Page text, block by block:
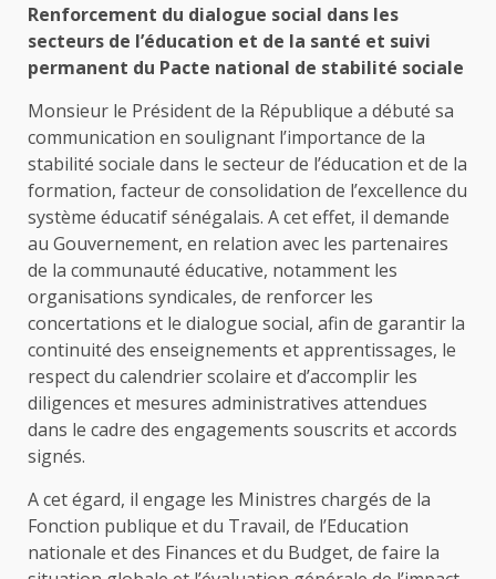
Renforcement du dialogue social dans les
secteurs de l’éducation et de la santé et suivi
permanent du Pacte national de stabilité sociale
Monsieur le Président de la République a débuté sa
communication en soulignant l’importance de la
stabilité sociale dans le secteur de l’éducation et de la
formation, facteur de consolidation de l’excellence du
système éducatif sénégalais. A cet effet, il demande
au Gouvernement, en relation avec les partenaires
de la communauté éducative, notamment les
organisations syndicales, de renforcer les
concertations et le dialogue social, afin de garantir la
continuité des enseignements et apprentissages, le
respect du calendrier scolaire et d’accomplir les
diligences et mesures administratives attendues
dans le cadre des engagements souscrits et accords
signés.
A cet égard, il engage les Ministres chargés de la
Fonction publique et du Travail, de l’Education
nationale et des Finances et du Budget, de faire la